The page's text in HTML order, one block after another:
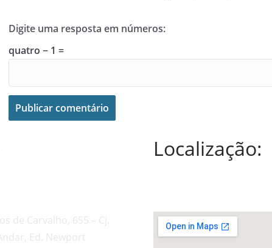
Digite uma resposta em números:
quatro − 1 =
de Carvalho, 655 – Cj.
Ed. Newport
Localização: